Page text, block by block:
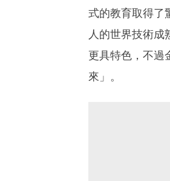
式的教育取得了
人的世界技術
更具特色，不過
來」。